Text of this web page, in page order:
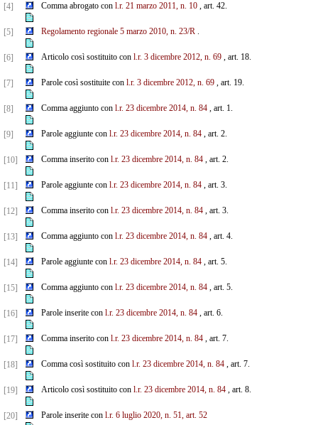
[4]
Comma abrogato con l.r. 21 marzo 2011, n. 10, art. 42.
[5] Regolamento regionale 5 marzo 2010, n. 23/R.
[6] Articolo così sostituito con l.r. 3 dicembre 2012, n. 69, art. 18.
[7] Parole così sostituite con l.r. 3 dicembre 2012, n. 69, art. 19.
[8] Comma aggiunto con l.r. 23 dicembre 2014, n. 84, art. 1.
[9] Parole aggiunte con l.r. 23 dicembre 2014, n. 84, art. 2.
[10] Comma inserito con l.r. 23 dicembre 2014, n. 84, art. 2.
[11] Parole aggiunte con l.r. 23 dicembre 2014, n. 84, art. 3.
[12] Comma inserito con l.r. 23 dicembre 2014, n. 84, art. 3.
[13] Comma aggiunto con l.r. 23 dicembre 2014, n. 84, art. 4.
[14] Parole aggiunte con l.r. 23 dicembre 2014, n. 84, art. 5.
[15] Comma aggiunto con l.r. 23 dicembre 2014, n. 84, art. 5.
[16] Parole inserite con l.r. 23 dicembre 2014, n. 84, art. 6.
[17] Comma inserito con l.r. 23 dicembre 2014, n. 84, art. 7.
[18] Comma così sostituito con l.r. 23 dicembre 2014, n. 84, art. 7.
[19] Articolo così sostituito con l.r. 23 dicembre 2014, n. 84, art. 8.
[20] Parole inserite con l.r. 6 luglio 2020, n. 51, art. 52